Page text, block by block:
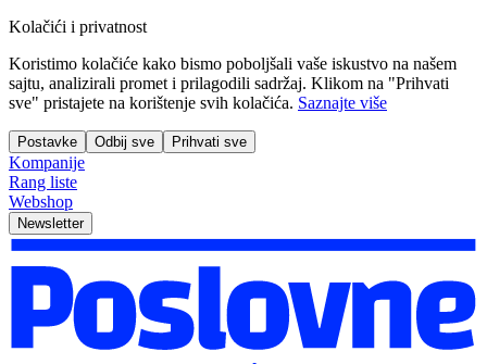
Kolačići i privatnost
Koristimo kolačiće kako bismo poboljšali vaše iskustvo na našem
sajtu, analizirali promet i prilagodili sadržaj. Klikom na "Prihvati
sve" pristajete na korištenje svih kolačića. Saznajte više
Postavke Odbij sve Prihvati sve
Kompanije
Rang liste
Webshop
Newsletter